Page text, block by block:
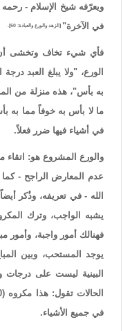
ويعرّفه شيخ الإسلام -
في الآخرة" [الزهد والورع والعبادة: 50].
فأي شيء تخاف وتخشى أن
الورع، "ولا يبلغ العبد
به بأس"، هذه منزلة من
ما لا بأس به خوفاً مما به
في أشياء فيها ضرر فعلاً.
والورع المشروع هو: اتقاء
عدم المعارض الراجح -
الله - في تعريفه، وذُكر
يشبه الواجب، وترك
فهنالك أمور واجبة، وأمور
يوجد المستحب، وبين
البينية ليست على
في جميع الأشياء.